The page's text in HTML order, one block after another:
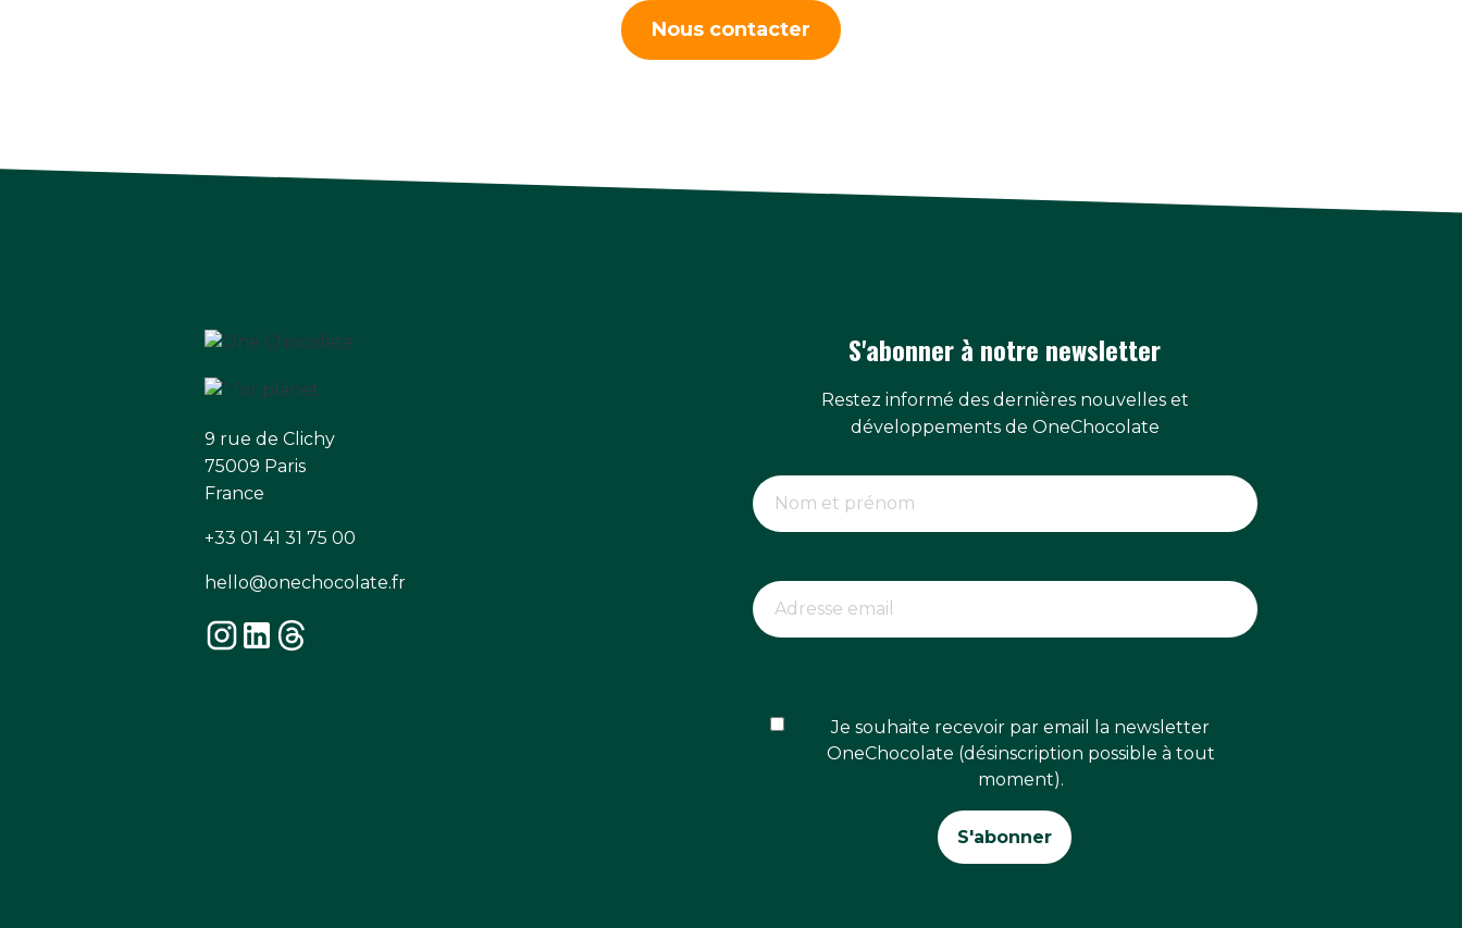
Nous contacter
9 rue de Clichy
75009 Paris
France
+33 01 41 31 75 00
hello@onechocolate.fr
S'abonner à notre newsletter
Restez informé des dernières nouvelles et
développements de OneChocolate
Je souhaite recevoir par email la newsletter
OneChocolate (désinscription possible à tout
moment).